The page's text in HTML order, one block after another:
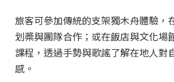
旅客可參加傳統的支架獨木舟體驗，
划槳與團隊合作；或在飯店與文化場
課程，透過手勢與歌謠了解在地人對
感。